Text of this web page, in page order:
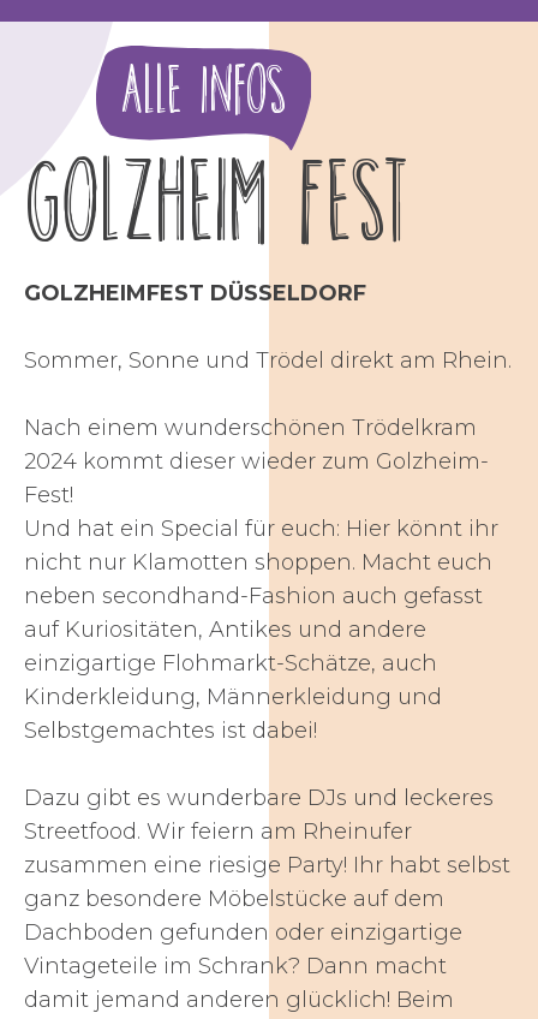
Alle Infos
Golzheim Fest
GOLZHEIMFEST DÜSSELDORF
Sommer, Sonne und Trödel direkt am Rhein.
Nach einem wunderschönen Trödelkram
2024 kommt dieser wieder zum Golzheim-
Fest!
Und hat ein Special für euch: Hier könnt ihr
nicht nur Klamotten shoppen. Macht euch
neben secondhand-Fashion auch gefasst
auf Kuriositäten, Antikes und andere
einzigartige Flohmarkt-Schätze, auch
Kinderkleidung, Männerkleidung und
Selbstgemachtes ist dabei!
Dazu gibt es wunderbare DJs und leckeres
Streetfood. Wir feiern am Rheinufer
zusammen eine riesige Party! Ihr habt selbst
ganz besondere Möbelstücke auf dem
Dachboden gefunden oder einzigartige
Vintageteile im Schrank? Dann macht
damit jemand anderen glücklich! Beim